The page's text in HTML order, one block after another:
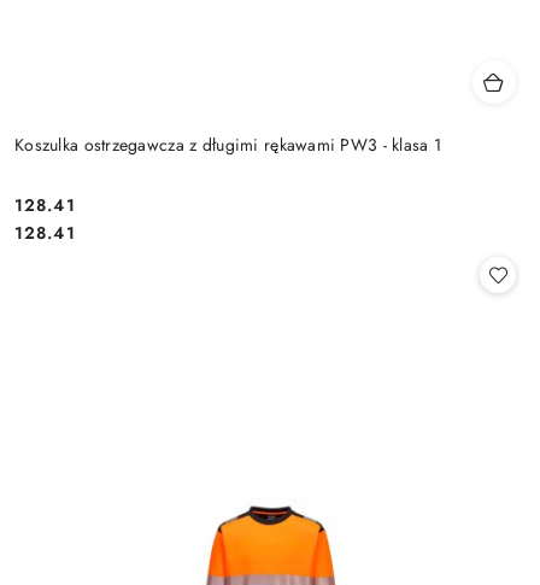
Koszulka ostrzegawcza z długimi rękawami PW3 - klasa 1
Cena:
128.41
Cena:
128.41